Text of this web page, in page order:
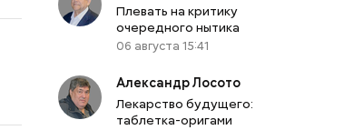
Плевать на критику
очередного нытика
06 августа 15:41
Александр Лосото
Лекарство будущего:
таблетка-оригами